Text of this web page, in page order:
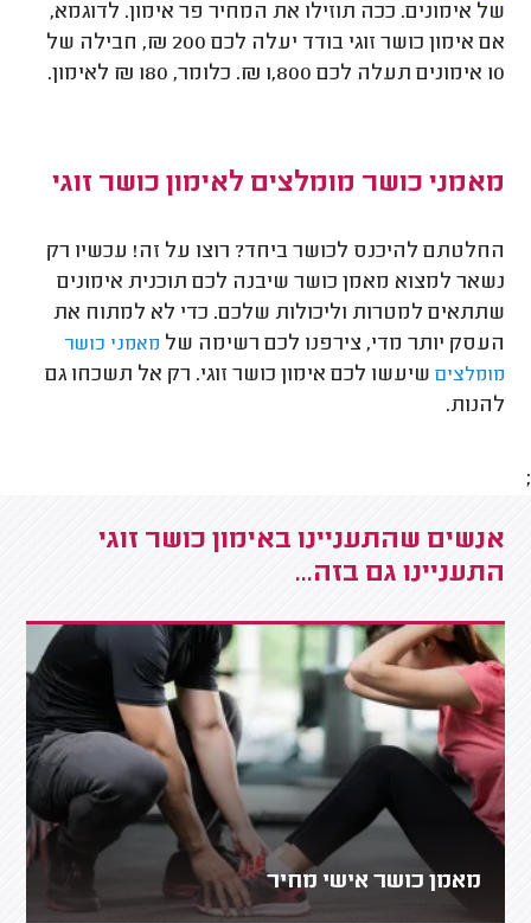
של אימונים. ככה תוזילו את המחיר פר אימון. לדוגמא,
אם אימון כושר זוגי בודד יעלה לכם 200 ₪, חבילה של
10 אימונים תעלה לכם 1,800 ₪. כלומר, 180 ₪ לאימון.
מאמני כושר מומלצים לאימון כושר זוגי
החלטתם להיכנס לכושר ביחד? רוצו על זה! עכשיו רק
נשאר למצוא מאמן כושר שיבנה לכם תוכנית אימונים
שתתאים למטרות וליכולות שלכם. כדי לא למתוח את
העסק יותר מדי, צירפנו לכם רשימה של מאמני כושר
מומלצים שיעשו לכם אימון כושר זוגי. רק אל תשכחו גם
להנות.
;
אנשים שהתעניינו באימון כושר זוגי
התעניינו גם בזה...
מאמן כושר אישי מחיר